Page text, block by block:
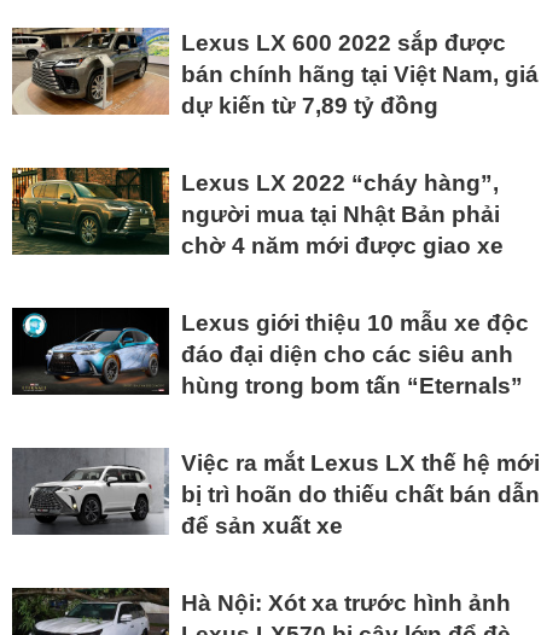
Lexus LX 600 2022 sắp được
bán chính hãng tại Việt Nam, giá
dự kiến từ 7,89 tỷ đồng
Lexus LX 2022 “cháy hàng”,
người mua tại Nhật Bản phải
chờ 4 năm mới được giao xe
Lexus giới thiệu 10 mẫu xe độc
đáo đại diện cho các siêu anh
hùng trong bom tấn “Eternals”
Việc ra mắt Lexus LX thế hệ mới
bị trì hoãn do thiếu chất bán dẫn
để sản xuất xe
Hà Nội: Xót xa trước hình ảnh